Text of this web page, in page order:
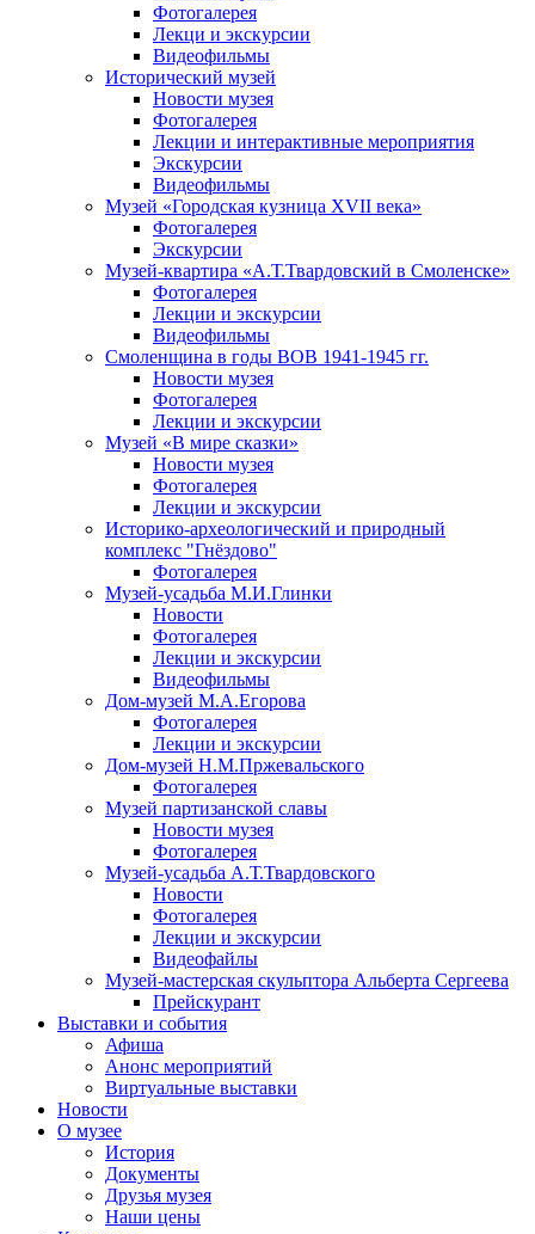
Фотогалерея
Лекци и экскурсии
Видеофильмы
Исторический музей
Новости музея
Фотогалерея
Лекции и интерактивные мероприятия
Экскурсии
Видеофильмы
Музей «Городская кузница XVII века»
Фотогалерея
Экскурсии
Музей-квартира «А.Т.Твардовский в Смоленске»
Фотогалерея
Лекции и экскурсии
Видеофильмы
Смоленщина в годы ВОВ 1941-1945 гг.
Новости музея
Фотогалерея
Лекции и экскурсии
Музей «В мире сказки»
Новости музея
Фотогалерея
Лекции и экскурсии
Историко-археологический и природный
комплекс "Гнёздово"
Фотогалерея
Музей-усадьба М.И.Глинки
Новости
Фотогалерея
Лекции и экскурсии
Видеофильмы
Дом-музей М.А.Егорова
Фотогалерея
Лекции и экскурсии
Дом-музей Н.М.Пржевальского
Фотогалерея
Музей партизанской славы
Новости музея
Фотогалерея
Музей-усадьба А.Т.Твардовского
Новости
Фотогалерея
Лекции и экскурсии
Видеофайлы
Музей-мастерская скульптора Альберта Сергеева
Прейскурант
Выставки и события
Афиша
Анонс мероприятий
Виртуальные выставки
Новости
О музее
История
Документы
Друзья музея
Наши цены